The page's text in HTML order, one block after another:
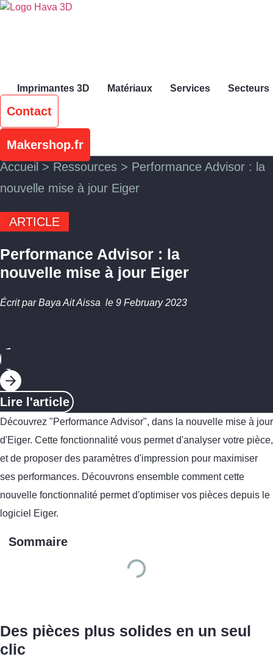
Skip
Imprimantes 3D Matériaux Services Secteurs
Contact
Makershop.fr
Accueil > Ressources > Performance Advisor : la
nouvelle mise à jour Eiger
ARTICLE
Performance Advisor : la
nouvelle mise à jour Eiger
Écrit parBaya Ait Aissa le 9 February 2023
Lire l'article
Découvrez "Performance Advisor", dans la nouvelle mise à jour
d'Eiger. Cette fonctionnalité vous permet d'analyser votre pièce,
et de proposer des paramètres d'impression pour maximiser
ses performances. Découvrons ensemble comment cette
nouvelle fonctionnalité permet d'optimiser vos pièces depuis le
logiciel Eiger.
Sommaire
Des pièces plus solides en un seul
clic